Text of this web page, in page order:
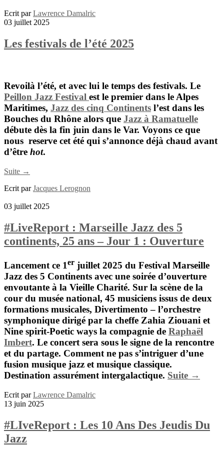
Ecrit parLawrence Damalric
03 juillet 2025
Les festivals de l’été 2025
Revoilà l’été, et avec lui le temps des festivals. Le
Peillon Jazz Festival est le premier dans le Alpes
Maritimes, Jazz des cinq Continents l’est dans les
Bouches du Rhône alors que Jazz à Ramatuelle
débute dès la fin juin dans le Var. Voyons ce que
nous reserve cet été qui s’annonce déjà chaud avant
d’être hot.
Suite →
Ecrit parJacques Lerognon
03 juillet 2025
#LiveReport : Marseille Jazz des 5
continents, 25 ans – Jour 1 : Ouverture
Lancement ce 1er juillet 2025 du Festival Marseille
Jazz des 5 Continents avec une soirée d’ouverture
envoutante à la Vieille Charité. Sur la scène de la
cour du musée national, 45 musiciens issus de deux
formations musicales, Divertimento – l’orchestre
symphonique dirigé par la cheffe Zahia Ziouani et
Nine spirit-Poetic ways la compagnie de Raphaël
Imbert. Le concert sera sous le signe de la rencontre
et du partage. Comment ne pas s’intriguer d’une
fusion musique jazz et musique classique.
Destination assurément intergalactique. Suite →
Ecrit parLawrence Damalric
13 juin 2025
#LIveReport : Les 10 Ans Des Jeudis Du
Jazz